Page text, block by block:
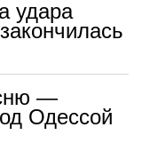
удара
—
Одессой